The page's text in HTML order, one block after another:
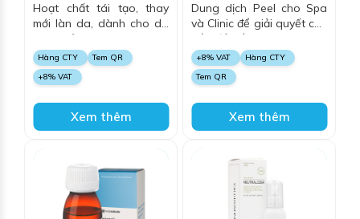
Hoạt chất tái tạo, thay
mới làn da, dành cho da
nhạy cảm, da giãn mao
mạch và da mẫn đỏ do
corticoid, da bị trứng cá
đỏ
Hàng CTY
Tem QR
+8% VAT
Xem thêm
Dung dịch Peel cho Spa
và Clinic để giải quyết các
vấn đề về da mụn, thâm
và các dấu hiệu lão hoá,
căng bóng bề mặt, sáng
da
+8% VAT
Hàng CTY
Tem QR
Xem thêm